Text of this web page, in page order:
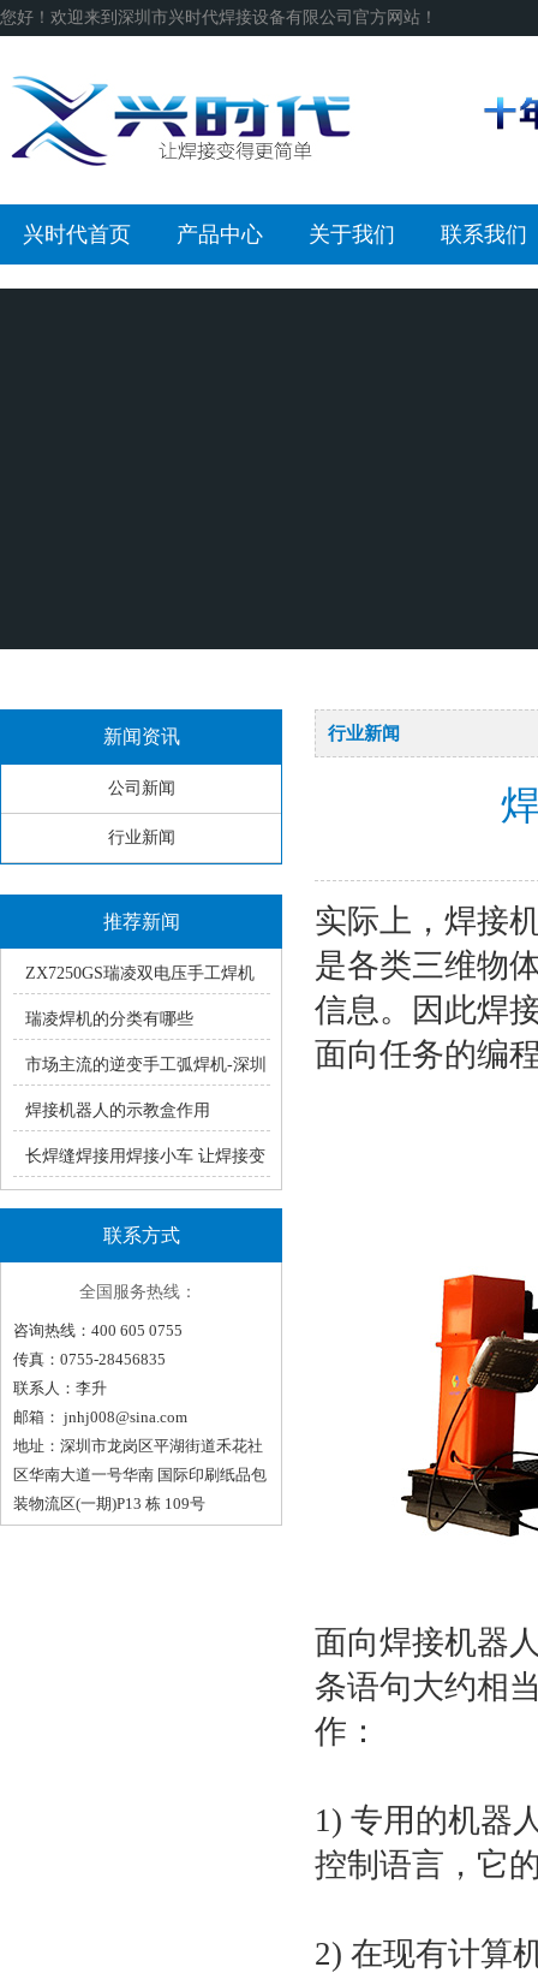
您好！欢迎来到深圳市兴时代焊接设备有限公司官方网站！
兴时代首页 产品中心 关于我们 联系我们
新闻资讯
公司新闻
行业新闻
推荐新闻
ZX7250GS瑞凌双电压手工焊机
使用中的常见疑问
瑞凌焊机的分类有哪些
市场主流的逆变手工弧焊机-深圳
瑞凌手工焊ZX7系统产品介绍
焊接机器人的示教盒作用
长焊缝焊接用焊接小车 让焊接变
轻松！（一）
联系方式
全国服务热线：
咨询热线：400 605 0755
传真：0755-28456835
联系人：李升
邮箱： jnhj008@sina.com
地址：深圳市龙岗区平湖街道禾花社
区华南大道一号华南 国际印刷纸品包
装物流区(一期)P13 栋 109号
行业新闻
实际上，焊接
是各类三维物
信息。因此焊
面向任务的编
面向焊接机器
条语句大约相
作：
1) 专用的机器
控制语言，它
2) 在现有计算